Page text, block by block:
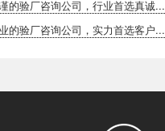
的验厂咨询公司，行业首选真诚...
的验厂咨询公司，实力首选客户...